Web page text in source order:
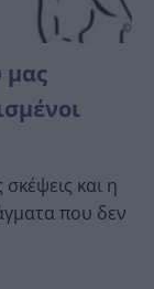
μας
και η
που δεν